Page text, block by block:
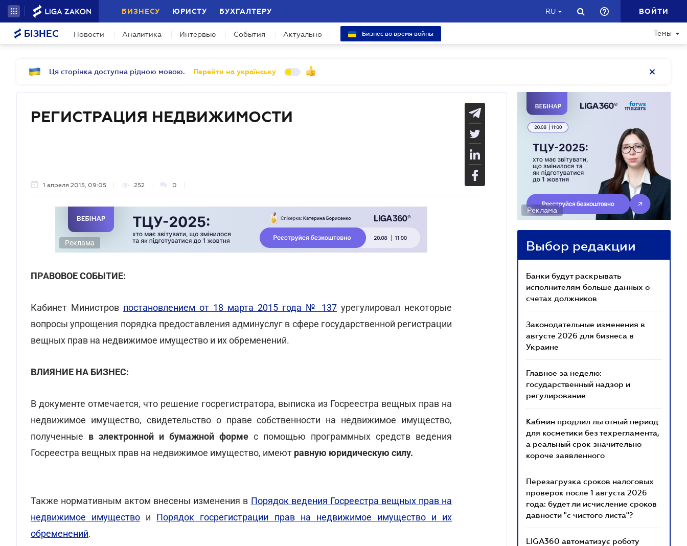
БИЗНЕСУ ЮРИСТУ БУХГАЛТЕРУ RU ВОЙТИ
БІЗНЕС Новости Аналитика Интервью События Актуально Бизнес во время войны Темы
Ця сторінка доступна рідною мовою. Перейти на українську
РЕГИСТРАЦИЯ НЕДВИЖИМОСТИ
1 апреля 2015, 09:05 252 0
Реклама
ПРАВОВОЕ СОБЫТИЕ:
Кабинет Министров постановлением от 18 марта 2015 года № 137 урегулировал некоторые
вопросы упрощения порядка предоставления админуслуг в сфере государственной регистрации
вещных прав на недвижимое имущество и их обременений.
ВЛИЯНИЕ НА БИЗНЕС:
В документе отмечается, что решение госрегистратора, выписка из Госреестра вещных прав на
недвижимое имущество, свидетельство о праве собственности на недвижимое имущество,
полученные в электронной и бумажной форме с помощью программных средств ведения
Госреестра вещных прав на недвижимое имущество, имеют равную юридическую силу.
Также нормативным актом внесены изменения в Порядок ведения Госреестра вещных прав на
недвижимое имущество и Порядок госрегистрации прав на недвижимое имущество и их
обременений.
Реклама
Выбор редакции
Банки будут раскрывать
исполнителям больше данных о
счетах должников
Законодательные изменения в
августе 2026 для бизнеса в
Украине
Главное за неделю:
государственный надзор и
регулирование
Кабмин продлил льготный период
для косметики без техрегламента,
а реальный срок значительно
короче заявленного
Перезагрузка сроков налоговых
проверок после 1 августа 2026
года: будет ли исчисление сроков
давности "с чистого листа"?
LIGA360 автоматизує роботу